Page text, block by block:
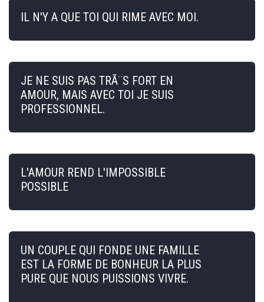
IL N'Y A QUE TOI QUI RIME AVEC MOI.
JE NE SUIS PAS TRÃ¨S FORT EN
AMOUR, MAIS AVEC TOI JE SUIS
PROFESSIONNEL.
L'AMOUR REND L'IMPOSSIBLE
POSSIBLE
UN COUPLE QUI FONDE UNE FAMILLE
EST LA FORME DE BONHEUR LA PLUS
PURE QUE NOUS PUISSIONS VIVRE.